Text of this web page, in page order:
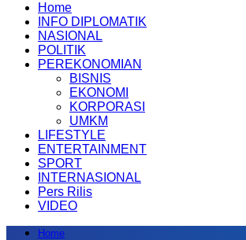
Home
INFO DIPLOMATIK
NASIONAL
POLITIK
PEREKONOMIAN
BISNIS
EKONOMI
KORPORASI
UMKM
LIFESTYLE
ENTERTAINMENT
SPORT
INTERNASIONAL
Pers Rilis
VIDEO
Home